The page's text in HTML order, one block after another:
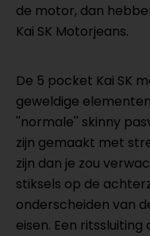
de motor, dan
Kai SK Motorjeans.
De 5 pocket Kai SK
geweldige
''normale'' skinny
zijn gemaakt met
zijn dan je zou
stiksels op de
onderscheiden van
eisen. Een